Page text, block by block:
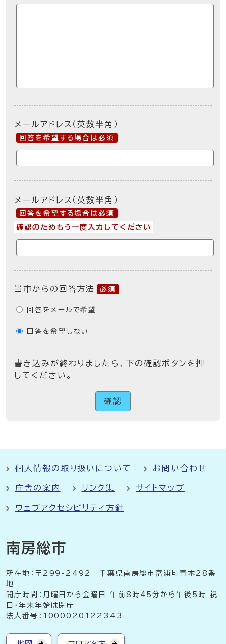
メールアドレス（英数半角）
回答を希望する場合は必須
メールアドレス（英数半角）
回答を希望する場合は必須
確認のためもう一度入力してください
当市からの回答方法 必須
回答をメールで希望
回答を希望しない
書き込みが終わりましたら、下の確認ボタンを押
してください。
確認
個人情報の取り扱いについて お問い合わせ
庁舎の案内 リンク集 サイトマップ
ウェブアクセシビリティ方針
南房総市
所在地：〒299-2492 千葉県南房総市富浦町青木28番
地
開庁時間：月曜日から金曜日 午前8時45分から午後5時 祝
日・年末年始は閉庁
法人番号：1000020122343